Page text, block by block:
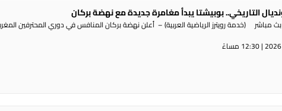
التاريخي.. بوبيشتا يبدأ مغامرة جديدة مع نهضة بركان
راديو الناس – بث مباشر (خدمة رويترز الرياضية العربية) – ‭‭ ‬‬أعلن نهضة بركان المنافس في دوري